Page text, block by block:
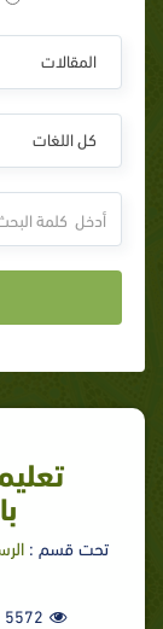
المقالات
كل اللغات
تحت قسم :
5572